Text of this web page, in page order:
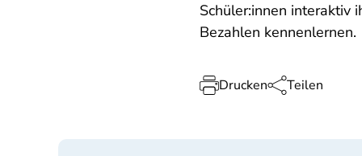
Schüler:innen interaktiv
Bezahlen kennenlernen.
Drucken Teilen